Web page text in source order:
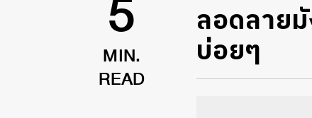
5
MIN.
READ
ลอดลาย
บ่อยๆ